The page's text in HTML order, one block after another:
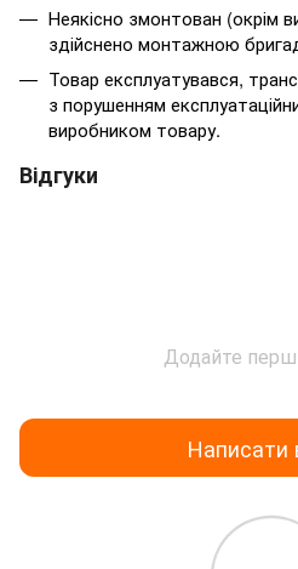
Неякісно змонтован (окрім
здійснено монтажною
Товар експлуатувався,
з порушенням
виробником товару.
Відгуки
Додайте
Написати